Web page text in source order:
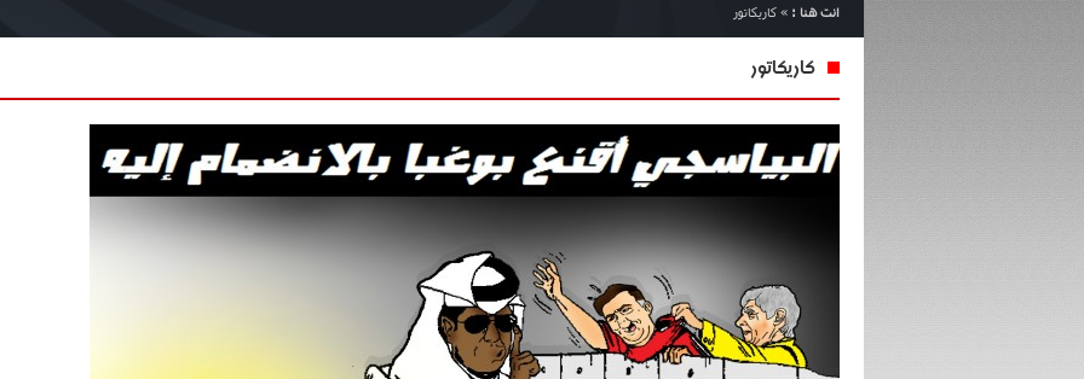
انت هنا : » كاريكاتور
كاريكاتور